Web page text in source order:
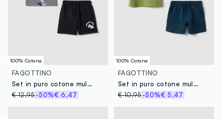
100% Cotone
FAGOTTINO
Set in puro cotone multicolor da bimbo con stampe skateboard
€ 12,95-50%€ 6,47
100% Cotone
FAGOTTINO
Set in puro cotone multicolor da bimbo regular fit con tigre
€ 10,95 -50%€ 5,47